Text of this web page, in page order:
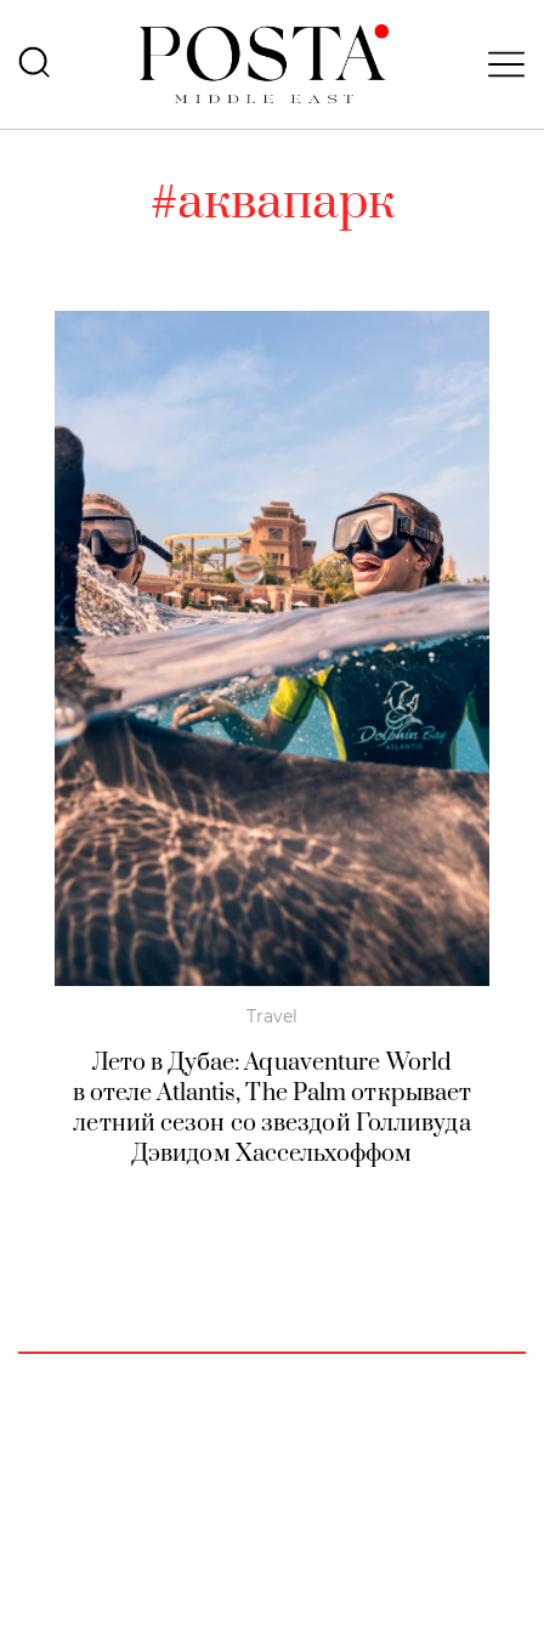
#аквапарк
Travel
Лето в Дубае: Aquaventure World
в отеле Atlantis, The Palm открывает
летний сезон со звездой Голливуда
Дэвидом Хассельхоффом